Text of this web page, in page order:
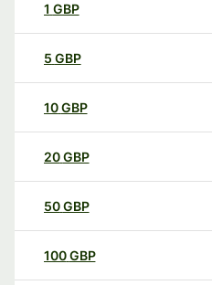
1 GBP
5 GBP
10GBP
20GBP
50GBP
100GBP